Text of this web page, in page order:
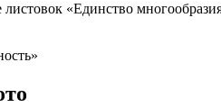
«Единство